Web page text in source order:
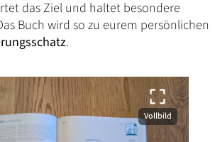
das Ziel und haltet besondere
Buch wird so zu eurem persönlichen
.
Vollbild